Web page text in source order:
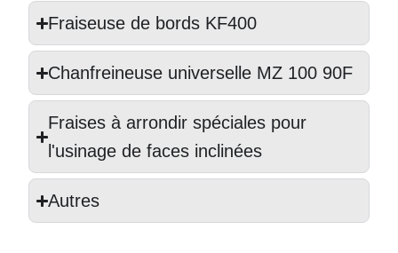
Fraiseuse de bords KF400
Chanfreineuse universelle MZ 100 90F
Fraises à arrondir spéciales pour
l'usinage de faces inclinées
Autres